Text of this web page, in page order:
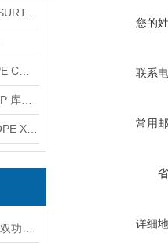
您的
联系
常用
详细